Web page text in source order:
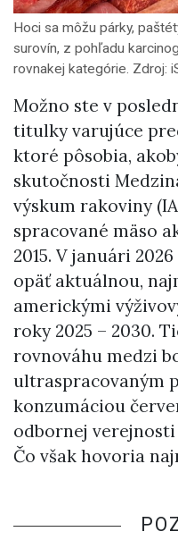
Hoci sa môžu párky,
surovín, z pohľadu
rovnakej kategórie. Zdroj:
Možno ste v
titulky varujúce
ktoré pôsobia,
skutočnosti
výskum rakoviny
spracované mäso
2015. V januári
opäť aktuálnou,
americkými
roky 2025 – 2030.
rovnováhu medzi
ultraspracovaným
konzumáciou
odbornej
Čo však hovoria